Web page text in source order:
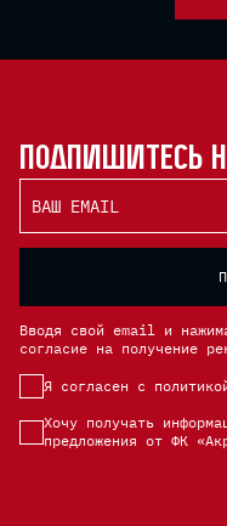
Подпишитесь
ВАШ EMAIL
Вводя свой email и
согласие на получение
Я согласен с
Хочу получать
предложения от ФК